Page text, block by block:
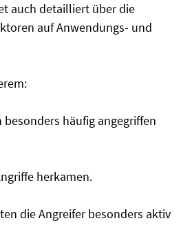
auch detailliert über die
auf Anwendungs- und
besonders häufig angegriffen
herkamen.
die Angreifer besonders aktiv